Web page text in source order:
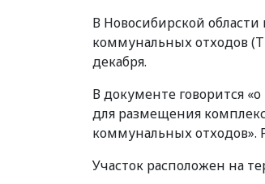
В Новосибирской
коммунальных отходов
декабря.
В документе говорится
для размещения
коммунальных отходов».
Участок расположен на